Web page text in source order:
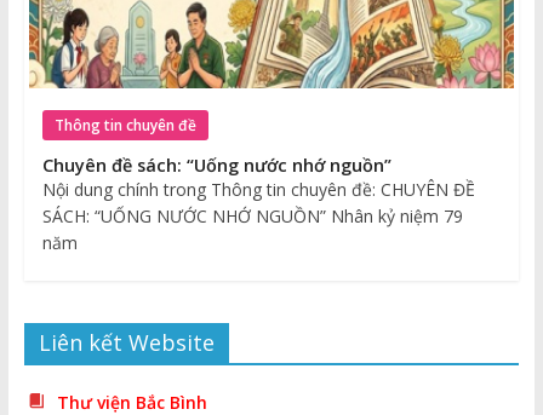
Thông tin chuyên đề
Chuyên đề sách: “Uống nước nhớ nguồn”
Nội dung chính trong Thông tin chuyên đề: CHUYÊN ĐỀ
SÁCH: “UỐNG NƯỚC NHỚ NGUỒN” Nhân kỷ niệm 79
năm
Liên kết Website
Thư viện Bắc Bình